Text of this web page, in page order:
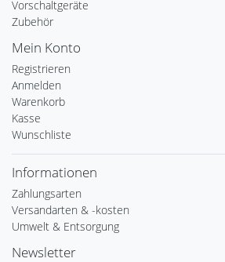
Vorschaltgeräte
Zubehör
Mein Konto
Registrieren
Anmelden
Warenkorb
Kasse
Wunschliste
Informationen
Zahlungsarten
Versandarten & -kosten
Umwelt & Entsorgung
Newsletter